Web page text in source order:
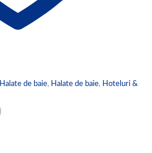
Halate de baie, Halate de baie, Hoteluri &